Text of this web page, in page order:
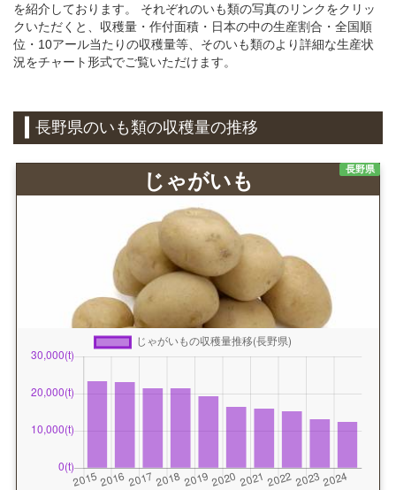
を紹介しております。 それぞれのいも類の写真のリンクをクリッ
クいただくと、収穫量・作付面積・日本の中の生産割合・全国順
位・10アール当たりの収穫量等、そのいも類のより詳細な生産状
況をチャート形式でご覧いただけます。
長野県のいも類の収穫量の推移
長野県
じゃがいも